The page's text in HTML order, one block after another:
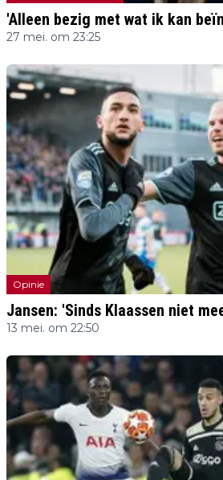
'Alleen bezig met wat ik kan
27 mei. om 23:25
Opinie
Jansen: 'Sinds Klaassen niet
13 mei. om 22:50